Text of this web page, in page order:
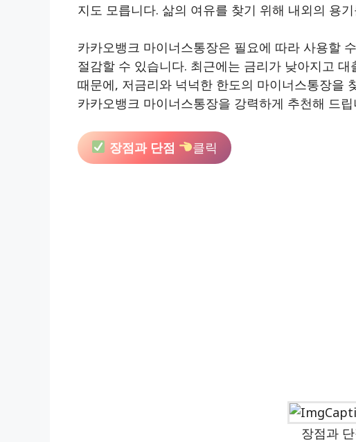
지도 모릅니다. 삶의 여유를 찾기 위해 내외의 용
카카오뱅크 마이너스통장은 필요에 따라 사용할
절감할 수 있습니다. 최근에는 금리가 낮아지고
때문에, 저금리와 넉넉한 한도의 마이너스통장을
카카오뱅크 마이너스통장을 강력하게 추천해 드립
장점과 단점 클릭
장점과